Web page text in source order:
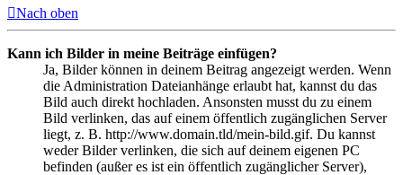
Nach oben
Kann ich Bilder in meine Beiträge einfügen?
Ja, Bilder können in deinem Beitrag angezeigt werden. Wenn
die Administration Dateianhänge erlaubt hat, kannst du das
Bild auch direkt hochladen. Ansonsten musst du zu einem
Bild verlinken, das auf einem öffentlich zugänglichen Server
liegt, z. B. http://www.domain.tld/mein-bild.gif. Du kannst
weder Bilder verlinken, die sich auf deinem eigenen PC
befinden (außer es ist ein öffentlich zugänglicher Server),